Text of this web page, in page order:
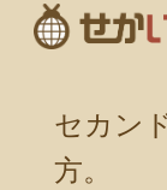
セカン
方。